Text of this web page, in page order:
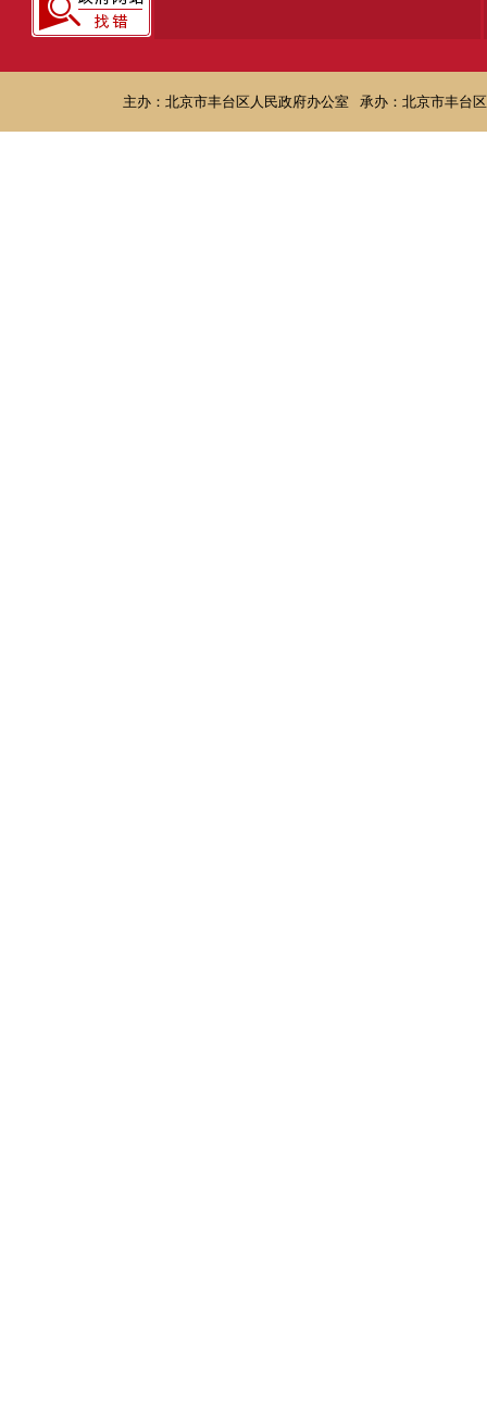
主办：北京市丰台区人民政府办公室 承办：北京市丰台